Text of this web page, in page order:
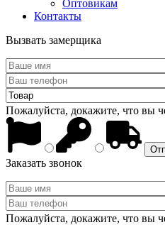
Оптовикам
Контакты
Вызвать замерщика
Пожалуйста, докажите, что вы
Заказать звонок
Пожалуйста, докажите, что вы